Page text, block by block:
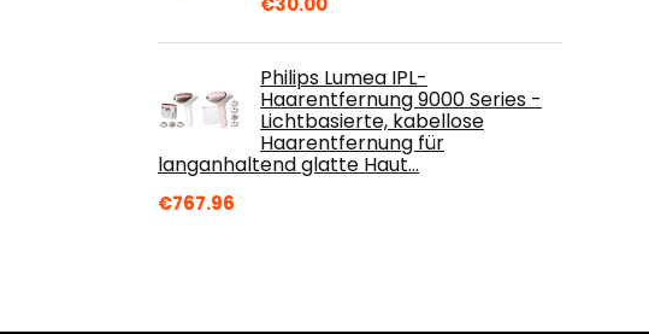
Philips Lumea IPL-
Haarentfernung 9000 Series -
Lichtbasierte, kabellose
Haarentfernung für
langanhaltend glatte Haut…
€767.96